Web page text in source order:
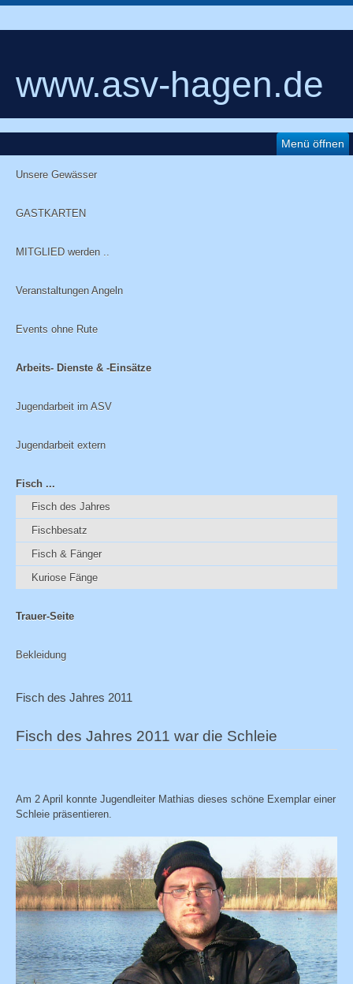
www.asv-hagen.de
Menü öffnen
Unsere Gewässer
GASTKARTEN
MITGLIED werden ..
Veranstaltungen Angeln
Events ohne Rute
Arbeits- Dienste & -Einsätze
Jugendarbeit im ASV
Jugendarbeit extern
Fisch ...
Fisch des Jahres
Fischbesatz
Fisch & Fänger
Kuriose Fänge
Trauer-Seite
Bekleidung
Fisch des Jahres 2011
Fisch des Jahres 2011 war die Schleie
Am 2 April konnte Jugendleiter Mathias dieses schöne Exemplar einer
Schleie präsentieren.